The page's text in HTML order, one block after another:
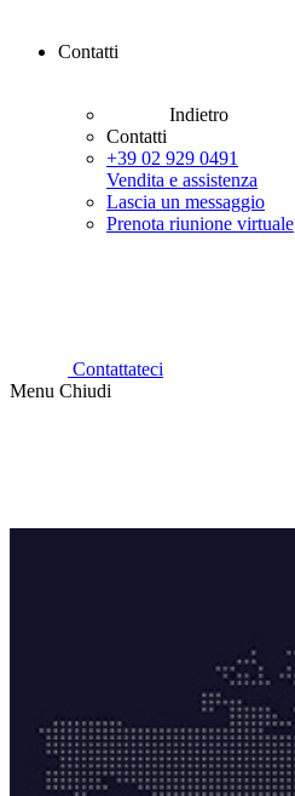
Contatti
Indietro
Contatti
+39 02 929 0491
Vendita e assistenza
Lascia un messaggio
Prenota riunione virtuale
Contattateci
Menu Chiudi